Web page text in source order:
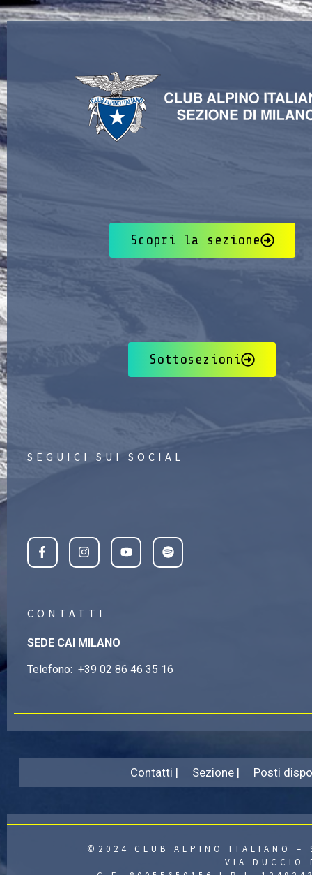
Scopri la sezione
Sottosezioni
SEGUICI SUI SOCIAL
CONTATTI
SEDE CAI MILANO
Telefono: +39 02 86 46 35 16
Contatti | Sezione | Posti
©2024 CLUB ALPINO ITALIANO –
VIA DUCCIO